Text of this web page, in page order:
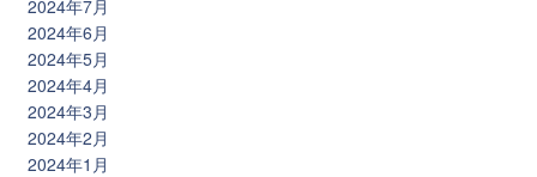
2024年7月
2024年6月
2024年5月
2024年4月
2024年3月
2024年2月
2024年1月